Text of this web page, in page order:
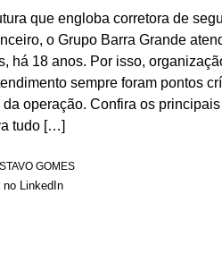
que engloba corretora de
o Grupo Barra Grande
há 18 anos. Por isso,
sempre foram pontos
operação. Confira os
tudo […]
GOMES
no LinkedIn